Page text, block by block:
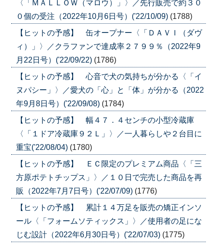
〈「ＭＡＬＬＯＷ（マロウ）」〉／先行販売で約３０
０個の受注（2022年10月6日号）('22/10/09) (1788)
【ヒットの予感】 缶オープナー〈「ＤＡＶＩ（ダヴ
ィ）」〉／クラファンで達成率２７９９％（2022年9
月22日号）('22/09/22) (1786)
【ヒットの予感】 心音で犬の気持ちが分かる〈「イ
ヌパシー」〉／愛犬の「心」と「体」が分かる（2022
年9月8日号）('22/09/08) (1784)
【ヒットの予感】 幅４７．４センチの小型冷蔵庫
〈「１ドア冷蔵庫９２Ｌ」〉／一人暮らしや２台目に
重宝('22/08/04) (1780)
【ヒットの予感】 ＥＣ限定のプレミアム商品〈「三
方原ポテトチップス」〉／１０日で完売した商品を再
販（2022年7月7日号）('22/07/09) (1776)
【ヒットの予感】 累計１４万足を販売の矯正インソ
ール〈「フォームソティックス」〉／使用者の足にな
じむ設計（2022年6月30日号）('22/07/03) (1775)